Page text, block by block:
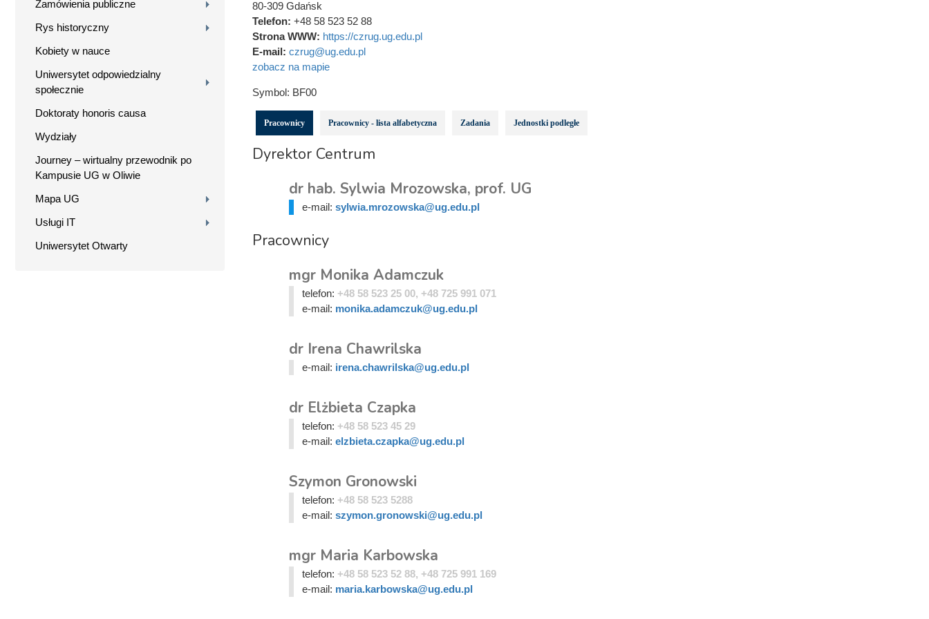
Zamówienia publiczne
Rys historyczny
Kobiety w nauce
Uniwersytet odpowiedzialny
społecznie
Doktoraty honoris causa
Wydziały
Journey – wirtualny przewodnik po
Kampusie UG w Oliwie
Mapa UG
Usługi IT
Uniwersytet Otwarty
80-309 Gdańsk
Telefon: +48 58 523 52 88
Strona WWW: https://czrug.ug.edu.pl
E-mail: czrug@ug.edu.pl
zobacz na mapie
Symbol: BF00
Pracownicy Pracownicy - lista alfabetyczna Zadania Jednostki podległe
Dyrektor Centrum
dr hab. Sylwia Mrozowska, prof. UG
e-mail: sylwia.mrozowska@ug.edu.pl
Pracownicy
mgr Monika Adamczuk
telefon: +48 58 523 25 00, +48 725 991 071
e-mail: monika.adamczuk@ug.edu.pl
dr Irena Chawrilska
e-mail: irena.chawrilska@ug.edu.pl
dr Elżbieta Czapka
telefon: +48 58 523 45 29
e-mail: elzbieta.czapka@ug.edu.pl
Szymon Gronowski
telefon: +48 58 523 5288
e-mail: szymon.gronowski@ug.edu.pl
mgr Maria Karbowska
telefon: +48 58 523 52 88, +48 725 991 169
e-mail: maria.karbowska@ug.edu.pl